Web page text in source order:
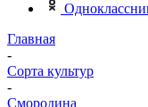
Главная
-
Сорта культур
-
Смородина